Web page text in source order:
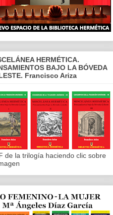
HERMÉTICA.
BAJO LA BÓVEDA
Francisco Ariza
de la trilogía haciendo clic sobre